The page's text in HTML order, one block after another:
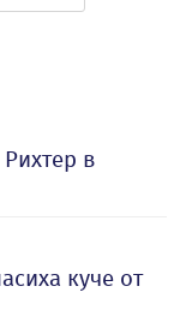
в
куче от